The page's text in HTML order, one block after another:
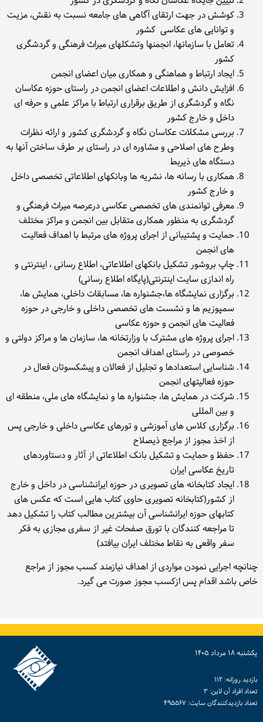
کوشش در جهت ارتقای آگاهی های جامعه نسبت به نقش، مزیت
و توانایی های عکاسی کشور
تعامل با سازمانها، انجمنها وتشکلهای میراث فرهنگی و گردشگری
کشور
ایجاد ارتباط و هماهنگی و همکاری میان اعضای انجمن
افزایش دانش و اطلاعات اعضای انجمن در راستای حوزه عکاسان
نگاه و گردشگری از طریق برقراری ارتباط با مراکز علمی و حرفه ای
داخل و خارج کشور
بررسی مشکلات عکاسان نگاه و گردشگری کشور و ارائه نظرات
وطرح های اصلاحی و مشاوره ای در راستای بر طرف ساختن آنها به
دستگاه های ذیربط
همکاری با رسانه ها، نشریه ها وبانکهای اطلاعاتی تخصصی داخل
و خارج کشور
معرفی توانمندی های تخصصی عکاسی درعرصه میراث فرهنگی و
گردشگری به منظور همکاری متقابل بین انجمن و مراکز مختلف
حمایت و پشتیبانی از اجرای پروژه های مرتبط با اهداف فعالیت
های انجمن
چاپ بروشور تشکیل بانکهای اطلاعاتی، اطلاع رسانی ، اینترنتی و
راه اندازی سایت اینترنتی(پایگاه اطلاع رسانی)
برگزاری نمایشگاه ها،جشنواره ها، مسابقات داخلی، همایش ها،
سمپوزیم ها و نشست های تخصصی داخلی و خارجی در حوزه
فعالیت های انجمن و حوزه عکاسی
اجرای پروژه های مشترک با وزارتخانه ها، سازمان ها و مراکز دولتی و
خصوصی در راستای اهداف انجمن
شناسایی استعدادها و تجلیل از فعالان و پیشکسوتان فعال در
حوزه فعالیتهای انجمن
شرکت در همایش ها، جشنواره ها و نمایشگاه های ملی، منطقه ای
و بین المللی
برگزاری کلاس های آموزشی و تورهای عکاسی داخلی و خارجی پس
از اخذ مجوز از مراجع ذیصلاح
حفظ و حمایت و تشکیل بانک اطلاعاتی از آثار و دستاوردهای
تاریخ عکاسی ایران
ایجاد کتابخانه های تصویری در حوزه ایرانشناسی در داخل و خارج
از کشور(کتابخانه تصویری حاوی کتاب هایی است که عکس های
کتابهای حوزه ایرانشناسی آن بیشترین مطالب کتاب را تشکیل دهد
تا مراجعه کنندگان با تورق صفحات غیر از سفری مجازی به فکر
سفر واقعی به نقاط مختلف ایران بیافتد)
چنانچه اجرایی نمودن مواردی از اهداف نیازمند کسب مجوز از مراجع
خاص باشد اقدام پس ازکسب مجوز صورت می گیرد.
یكشنبه ۱۸ مرداد ۱۴۰۵
بازدید روزانه: ۱۱۲
تعداد افراد آن لاین: ۳
تعداد بازدیدكنندگان سایت: ۴۹۵۵۶۷